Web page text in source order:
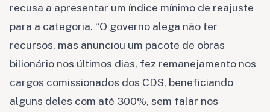
recusa a apresentar um índice mínimo de reajuste
para a categoria. “O governo alega não ter
recursos, mas anunciou um pacote de obras
bilionário nos últimos dias, fez remanejamento nos
cargos comissionados dos CDS, beneficiando
alguns deles com até 300%, sem falar nos